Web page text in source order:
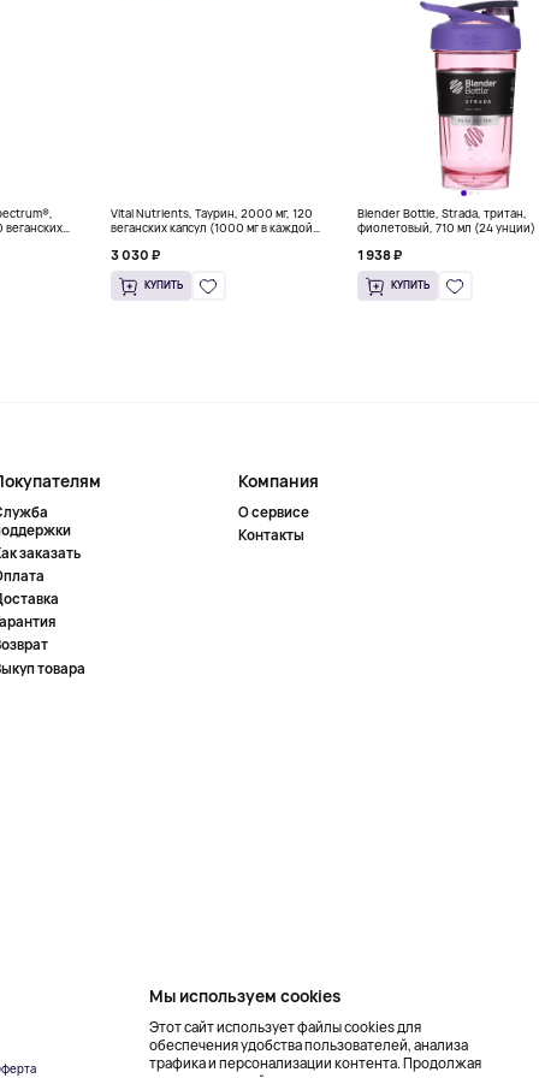
Vital Nutrients, Таурин, 2000 мг, 120
веганских капсул (1000 мг в каждой
3 030 ₽
КУПИТЬ
Blender Bottle, Strada, тритан,
фиолетовый, 710 мл (24 унции)
1 938 ₽
КУПИТЬ
заказать
товара
Компания
О сервисе
Контакты
Создание сайта –
Мы используем cookies
Этот сайт использует файлы cookies для
обеспечения удобства пользователей, анализа
трафика и персонализации контента. Продолжая